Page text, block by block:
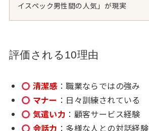
イスペック男性間の人気」が現実
評価される10理由
清潔感 ：職業ならではの強み
マナー ：日々訓練されている
気遣い力 ：顧客サービス経験
会話力 ：多様な人との対話経験